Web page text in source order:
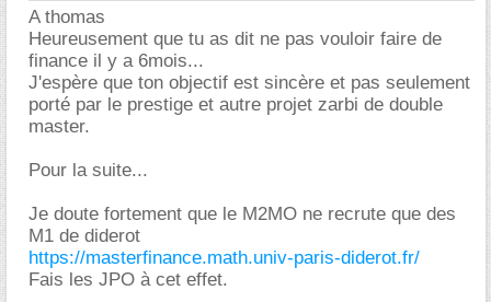
A thomas
Heureusement que tu as dit ne pas vouloir faire de
finance il y a 6mois...
J'espère que ton objectif est sincère et pas seulement
porté par le prestige et autre projet zarbi de double
master.
Pour la suite...
Je doute fortement que le M2MO ne recrute que des
M1 de diderot
https://masterfinance.math.univ-paris-diderot.fr/
Fais les JPO à cet effet.